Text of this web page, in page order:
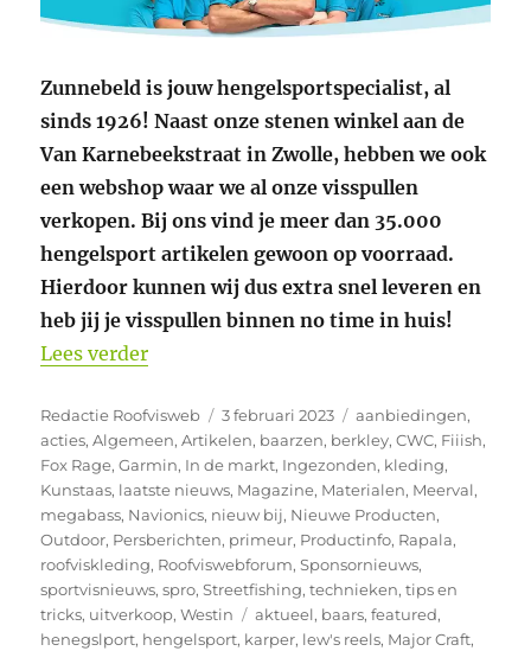
Zunnebeld is jouw hengelsportspecialist, al
sinds 1926! Naast onze stenen winkel aan de
Van Karnebeekstraat in Zwolle, hebben we ook
een webshop waar we al onze visspullen
verkopen. Bij ons vind je meer dan 35.000
hengelsport artikelen gewoon op voorraad.
Hierdoor kunnen wij dus extra snel leveren en
heb jij je visspullen binnen no time in huis!
Lees verder“Nieuw binnen de producten van
Auteur
Redactie Roofvisweb
Geplaatst
op
3 februari 2023 Categorieën
aanbiedingen,
acties,Algemeen,Artikelen, baarzen, berkley,CWC, Fiiish,
Fox Rage,Garmin, In de markt, Ingezonden, kleding,
Kunstaas, laatste nieuws, Magazine, Materialen, Meerval,
megabass, Navionics, nieuw bij, Nieuwe Producten,
Outdoor, Persberichten, primeur, Productinfo, Rapala,
roofviskleding, Roofviswebforum,Sponsornieuws,
sportvisnieuws,spro,Streetfishing,technieken,tips en
tricks, uitverkoop,Westin Tags
aktueel, baars,featured,
henegslport, hengelsport, karper, lew's reels, Major Craft,